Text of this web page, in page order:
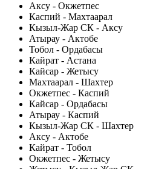
Аксу - Окжетпес
Каспий - Махтаарал
Кызыл-Жар СК - Аксу
Атырау - Актобе
Тобол - Ордабасы
Кайрат - Астана
Кайсар - Жетысу
Махтаарал - Шахтер
Окжетпес - Каспий
Кайсар - Ордабасы
Атырау - Каспий
Кызыл-Жар СК - Шахтер
Аксу - Актобе
Кайрат - Тобол
Окжетпес - Жетысу